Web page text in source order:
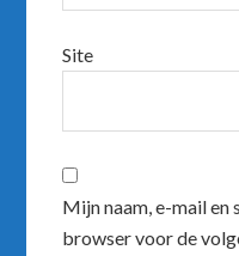
Site
Mijn naam, e-mail en
browser voor de